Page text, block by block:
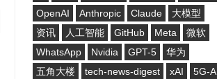
OpenAI
Anthropic Claude
大模型
资讯
人工智能 GitHub Meta
微软
WhatsApp
Nvidia GPT-5
华为
五角大楼
tech-news-digest xAI
5G-A